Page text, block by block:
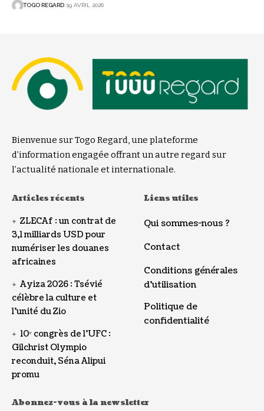
TOGO REGARD 19 AVRIL 2026
Bienvenue sur Togo Regard, une plateforme
d’information engagée offrant un autre regard sur
l’actualité nationale et internationale.
Articles récents
ZLECAf : un contrat de
3,1 milliards USD pour
numériser les douanes
africaines
Ayiza 2026 : Tsévié
célèbre la culture et
l’unité du Zio
10ᵉ congrès de l’UFC :
Gilchrist Olympio
reconduit, Séna Alipui
promu
Liens utiles
Qui sommes-nous ?
Contact
Conditions générales
d’utilisation
Politique de
confidentialité
Abonnez-vous à la newsletter